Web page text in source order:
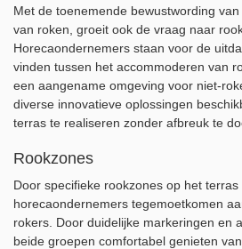
Met de toenemende bewustwording
van roken, groeit ook de vraag naar
Horecaondernemers staan voor de
vinden tussen het accommoderen van
een aangename omgeving voor niet-
diverse innovatieve oplossingen
terras te realiseren zonder afbreuk te
Rookzones
Door specifieke rookzones op het
horecaondernemers tegemoetkomen
rokers. Door duidelijke markeringen en
beide groepen comfortabel genieten